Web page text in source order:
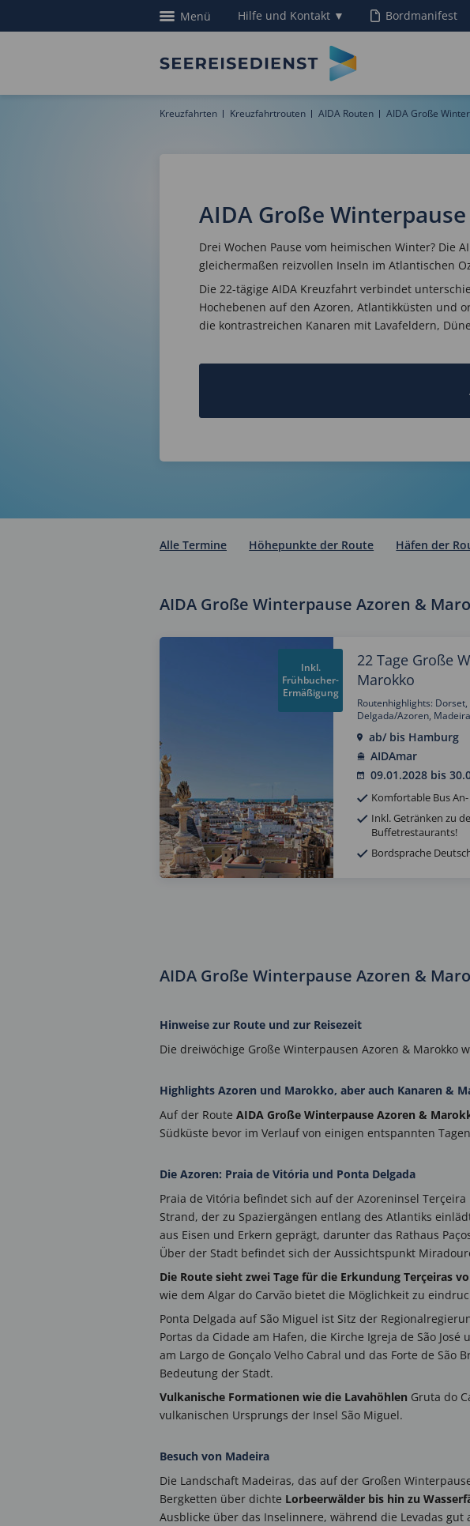
Menü Hilfe und Kontakt ▼ Bordmanifest
Kreuzfahrten Kreuzfahrtrouten AIDA Routen AIDA Große
AIDA Große
Drei Wochen Pause vom heimischen Winter? Die
gleichermaßen reizvollen Inseln im Atlantischen
Die 22-tägige AIDA Kreuzfahrt verbindet
Hochebenen auf den Azoren, Atlantikküsten und
die kontrastreichen Kanaren mit Lavafeldern,
Alle Termine Höhepunkte der Route Häfen der
AIDA Große Winterpause Azoren &
Inkl.
Frühbucher-
Ermäßigung
22 Tage Große
Marokko
Routenhighlights:
Delgada/Azoren,
ab/ bis Hamburg
AIDAmar
09.01.2028 bis
Komfortable Bus
Inkl. Getränken zu
Buffetrestaurants!
Bordsprache
AIDA Große Winterpause Azoren &
Hinweise zur Route und zur Reisezeit
Die dreiwöchige Große Winterpausen Azoren & Marokko
Highlights Azoren und Marokko, aber auch Kanaren &
Auf der Route AIDA Große Winterpause Azoren &
Südküste bevor im Verlauf von einigen entspannten
Die Azoren: Praia de Vitória und Ponta Delgada
Praia de Vitória befindet sich auf der Azoreninsel
Strand, der zu Spaziergängen entlang des Atlantiks
aus Eisen und Erkern geprägt, darunter das Rathaus
Über der Stadt befindet sich der Aussichtspunkt
Die Route sieht zwei Tage für die Erkundung Terçeiras
wie dem Algar do Carvão bietet die Möglichkeit zu
Ponta Delgada auf São Miguel ist Sitz der
Portas da Cidade am Hafen, die Kirche Igreja de São
am Largo de Gonçalo Velho Cabral und das Forte de
Bedeutung der Stadt.
Vulkanische Formationen wie die Lavahöhlen Gruta do
vulkanischen Ursprungs der Insel São Miguel.
Besuch von Madeira
Die Landschaft Madeiras, das auf der Großen
Bergketten über dichte Lorbeerwälder bis hin zu
Ausblicke über das Inselinnere, während die Levadas